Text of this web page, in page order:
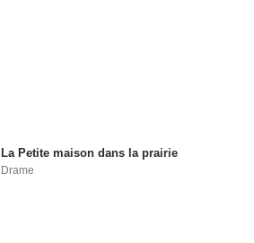
La Petite maison dans la prairie
Drame